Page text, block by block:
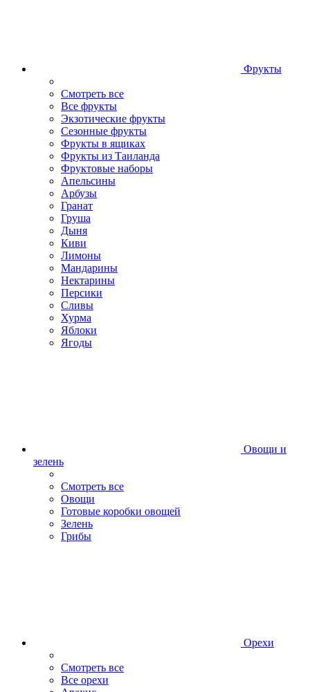
Фрукты
Смотреть все
Все фрукты
Экзотические фрукты
Сезонные фрукты
Фрукты в ящиках
Фрукты из Таиланда
Фруктовые наборы
Апельсины
Арбузы
Гранат
Груша
Дыня
Киви
Лимоны
Мандарины
Нектарины
Персики
Сливы
Хурма
Яблоки
Ягоды
Овощи и
зелень
Смотреть все
Овощи
Готовые коробки овощей
Зелень
Грибы
Орехи
Смотреть все
Все орехи